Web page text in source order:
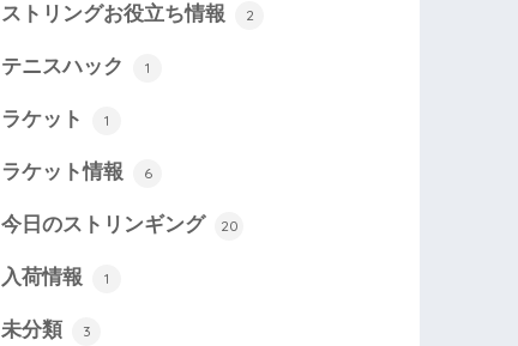
ストリングお役立ち情報 2
テニスハック 1
ラケット 1
ラケット情報 6
今日のストリンギング 20
入荷情報 1
未分類 3